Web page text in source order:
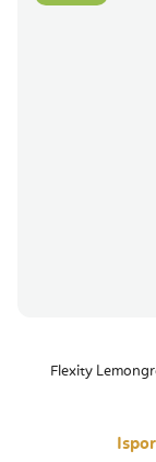
Flexity